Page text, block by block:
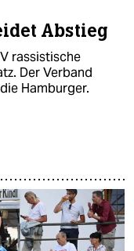
Abstieg
rassistische
Der Verband
Hamburger.